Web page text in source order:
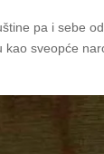
pa i sebe
sveopće